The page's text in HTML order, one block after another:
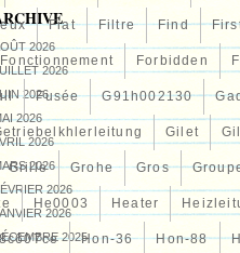
Fiat Filtre Find
Fonctionnement Forbidden
Fusée G91h002130
Gilet
Grille Grohe Gros
He0003 Heater
Hon-36 Hon-88
2026
2026
2026
2026
2026
2026
2026
2026
2025